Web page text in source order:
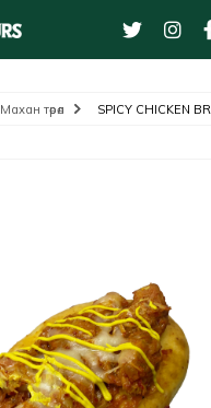
Махан төрөл SPICY CHICKEN